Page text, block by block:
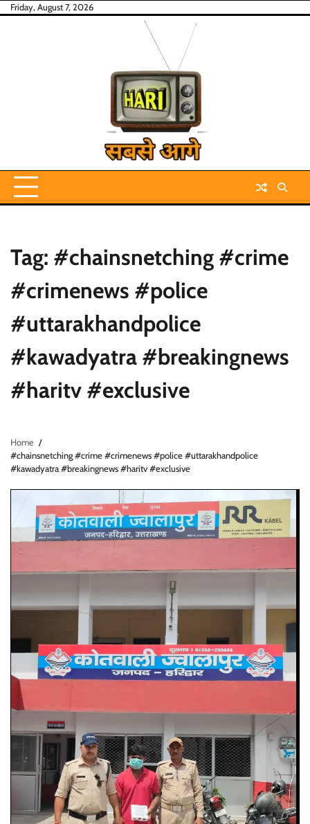
SkipFriday, August 7, 2026
Tag: #chainsnetching #crime
#crimenews #police
#uttarakhandpolice
#kawadyatra #breakingnews
#haritv #exclusive
Home
#chainsnetching #crime #crimenews #police #uttarakhandpolice
#kawadyatra #breakingnews #haritv #exclusive